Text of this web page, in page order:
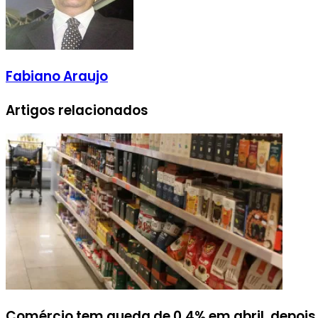
Fabiano Araujo
Artigos relacionados